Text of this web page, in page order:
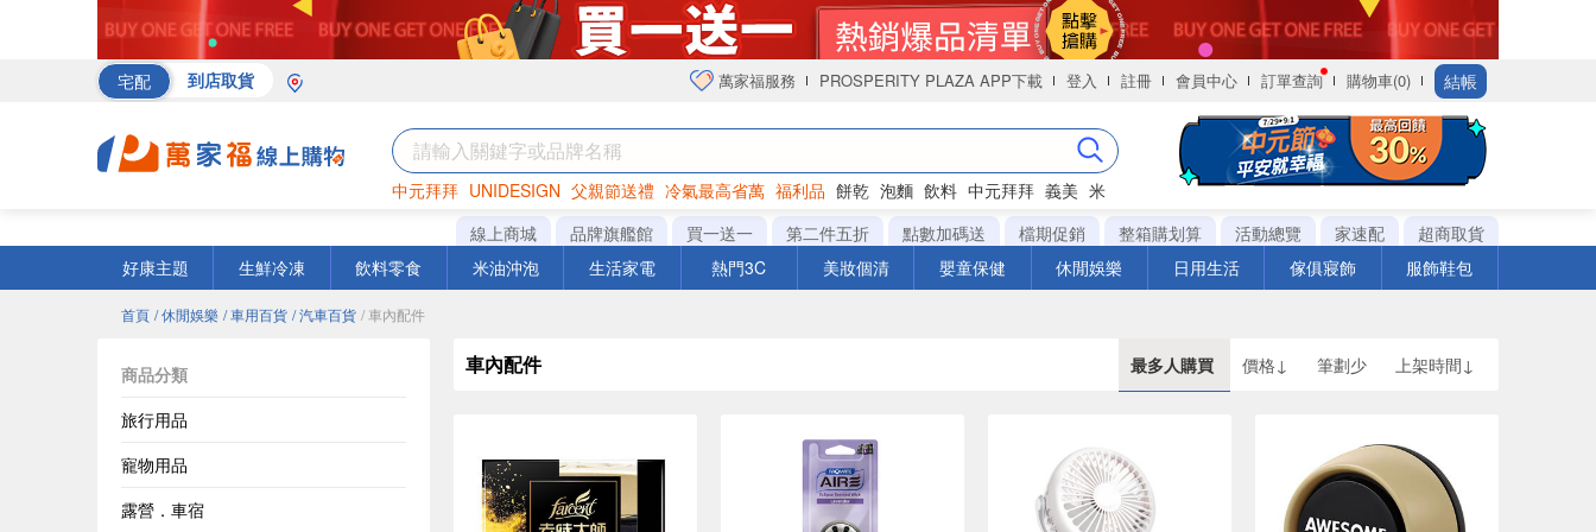
宅配 到店取貨 萬家福服務 PROSPERITY PLAZA APP下載 登入 註冊 會員中心 訂單查詢 購物車(0) 結帳
中元拜拜 UNIDESIGN 父親節送禮 冷氣最高省萬 福利品 餅乾 泡麵 飲料 中元拜拜 義美 米
巧克力 罐頭 衛生紙
線上商城 品牌旗艦館 買一送一 第二件五折 點數加碼送 檔期促銷 整箱購划算 活動總覽 家速配
超商取貨
好康主題
生鮮冷凍 飲料零食 米油沖泡 生活家電 熱門3C 美妝個清 嬰童保健 休閒娛樂 日用生活 傢俱寢飾 服飾鞋包
首頁 / 休閒娛樂 / 車用百貨 / 汽車百貨 / 車內配件
商品分類
旅行用品
寵物用品
露營．車宿
車內配件 最多人購買 價格↓ 筆劃少 上架時間↓